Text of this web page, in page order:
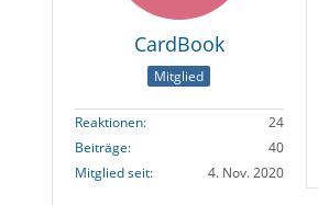
CardBook
Mitglied
Reaktionen
24
Beiträge
40
Mitglied seit
4. Nov. 2020